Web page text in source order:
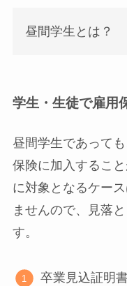
昼間学生とは？
学生・生徒で雇用
昼間学生であって
保険に加入するこ
に対象となるケー
ませんので、見落
す。
卒業見込証明